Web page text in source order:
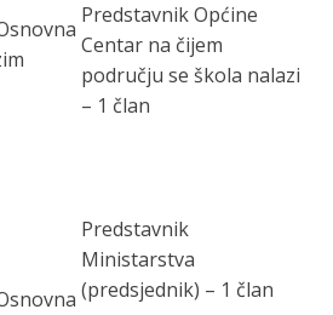
Predstavnik Općine
Centar na čijem
području se škola nalazi
– 1 član
Predstavnik
Ministarstva
(predsjednik) – 1 član